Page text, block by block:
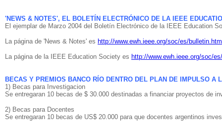
'NEWS & NOTES', EL BOLETÍN ELECTRÓNICO DE LA IEEE
El ejemplar de Marzo 2004 del Boletín Electrónico de la IEEE Education
La página de 'News & Notes' es http://www.ewh.ieee.org/soc/es/
La página de la IEEE Education Society es http://www.ewh.ieee.org/soc/es/
BECAS Y PREMIOS BANCO RÍO DENTRO DEL PLAN DE IMPULSO A
1) Becas para Investigacion
Se entregaran 10 becas de $ 30.000 destinadas a financiar proyectos de
2) Becas para Docentes
Se entregaran 10 becas de US$ 20.000 para que docentes argentinos